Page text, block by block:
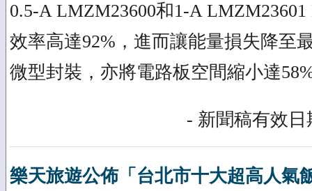
0.5-A LMZM23600和1-A
效率高達92%，進而讓能量損失降至
微型封裝，亦將電路板空間縮小達
- 新聞稿有效日
樂天旅遊公佈「台北市十大超高人氣